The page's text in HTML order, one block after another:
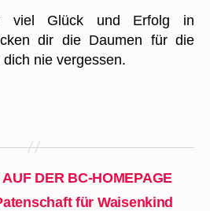
viel Glück und Erfolg in
dir die Daumen für die
nie vergessen.
DER BC-HOMEPAGE
für Waisenkind